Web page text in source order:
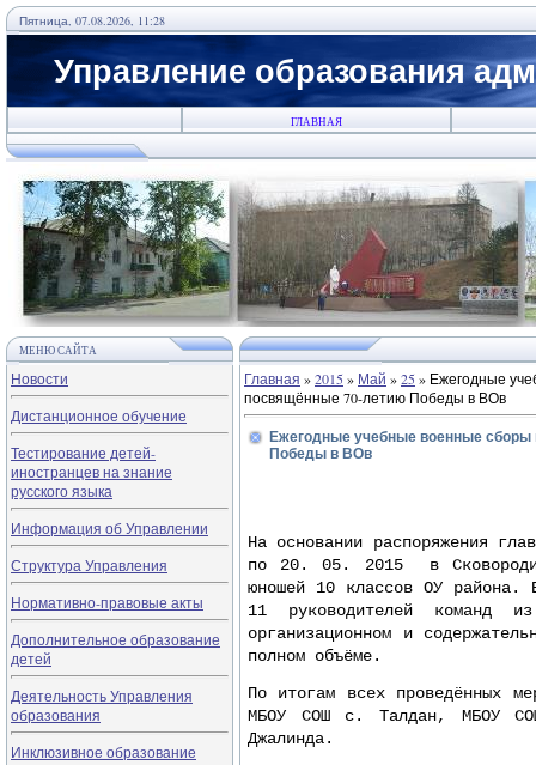
Пятница, 07.08.2026, 11:28
Управление образования
ГЛАВНАЯ
МЕНЮ САЙТА
Новости
Дистанционное обучение
Тестирование детей-
иностранцев на знание
русского языка
Информация об Управлении
Структура Управления
Нормативно-правовые акты
Дополнительное образование
детей
Деятельность Управления
образования
Инклюзивное образование
Главная »2015» Май »25» Ежегодные
посвящённые 70-летию Победы в ВОв
Ежегодные учебные военные
Победы в ВОв
На основании распоряжения
по 20. 05. 2015 в
юношей 10 классов ОУ района.
11 руководителей команд
организационном и
полном объёме.
По итогам всех проведённых
МБОУ СОШ с. Талдан, МБОУ
Джалинда.